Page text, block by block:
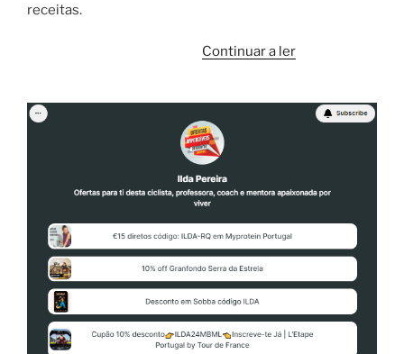
receitas.
Continuar a ler“Bebida
saudável,
carteira!”